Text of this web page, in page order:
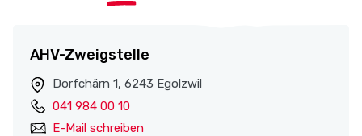
AHV-Zweigstelle
Dorfchärn 1, 6243 Egolzwil
041 984 00 10
E-Mail schreiben